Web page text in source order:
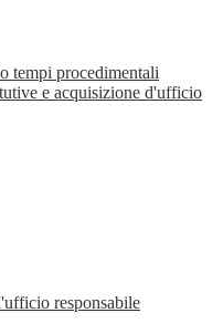
tempi procedimentali
e acquisizione d'ufficio
responsabile